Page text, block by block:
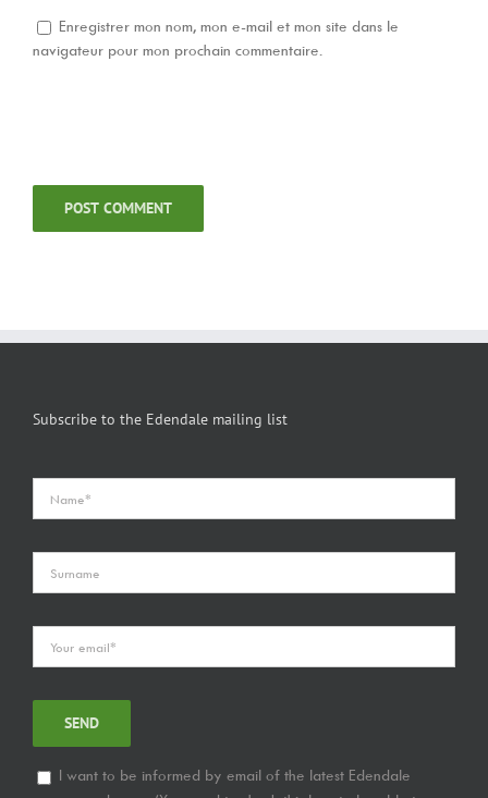
Enregistrer mon nom, mon e-mail et mon site dans le
navigateur pour mon prochain commentaire.
Subscribe to the Edendale mailing list
I want to be informed by email of the latest Edendale